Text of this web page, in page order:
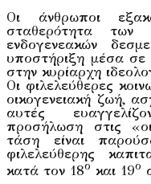
Οι άνθρωποι
σταθερότητα των
ενδογενεακών
υποστήριξη μέσα σε
στην κυρίαρχη
Οι φιλελεύθερες
οικογενειακή ζωή,
αυτές
προσήλωση στις
τάση είναι
φιλελεύθερης
κατά τον 18ο και 19ο